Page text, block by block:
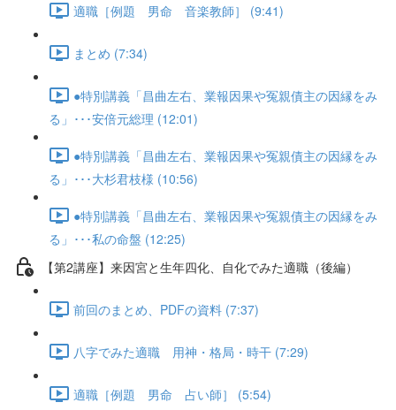
適職［例題 男命 音楽教師］ (9:41)
まとめ (7:34)
●特別講義「昌曲左右、業報因果や冤親債主の因縁をみ
る」･･･安倍元総理 (12:01)
●特別講義「昌曲左右、業報因果や冤親債主の因縁をみ
る」･･･大杉君枝様 (10:56)
●特別講義「昌曲左右、業報因果や冤親債主の因縁をみ
る」･･･私の命盤 (12:25)
【第2講座】来因宮と生年四化、自化でみた適職（後編）
前回のまとめ、PDFの資料 (7:37)
八字でみた適職 用神・格局・時干 (7:29)
適職［例題 男命 占い師］ (5:54)